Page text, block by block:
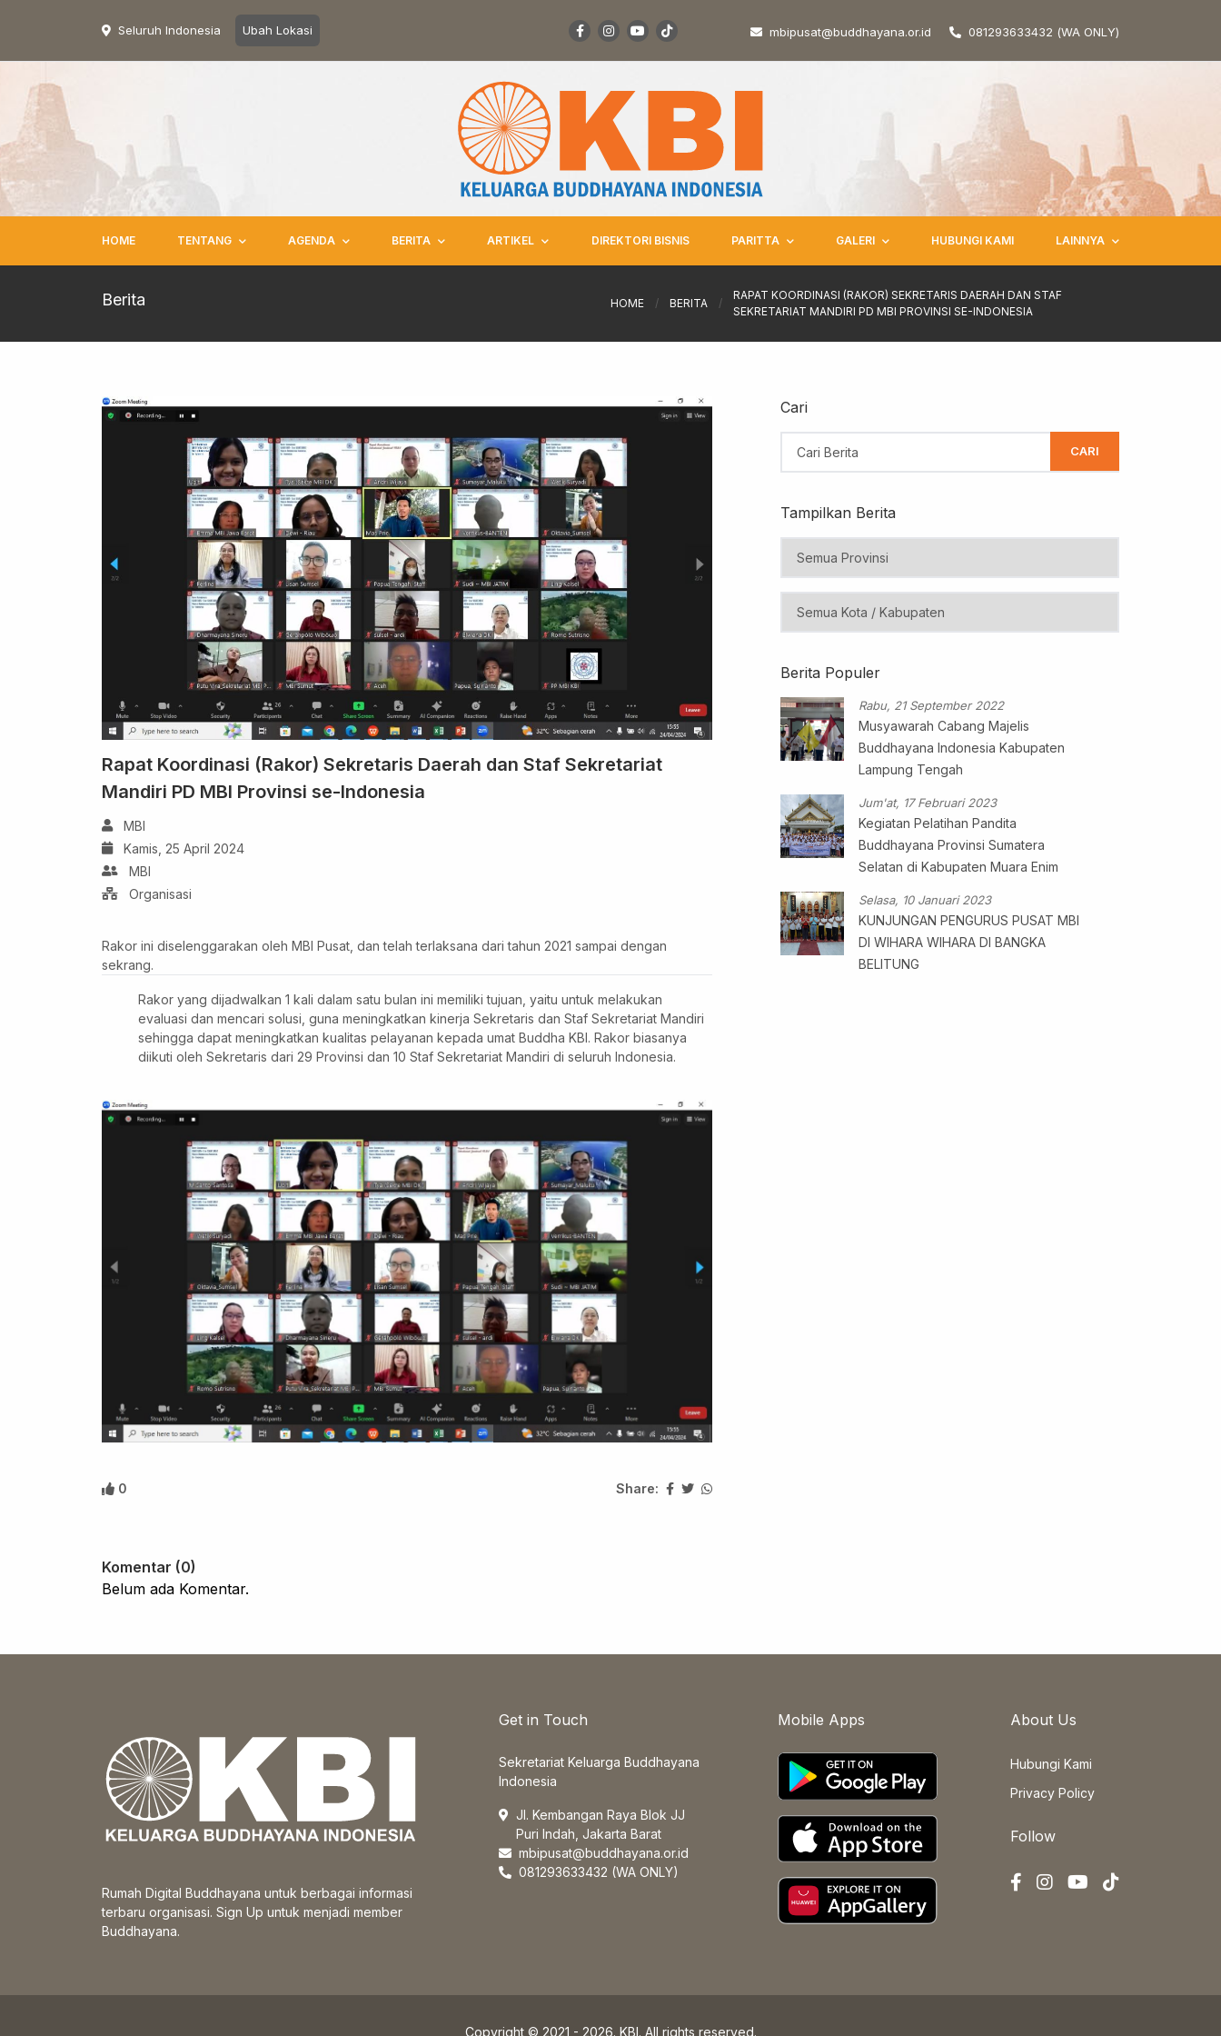
Seluruh Indonesia Ubah Lokasi mbipusat@buddhayana.or.id 081293633432 (WA ONLY)
HOME TENTANG AGENDA BERITA ARTIKEL DIREKTORI BISNIS PARITTA GALERI HUBUNGI KAMI LAINNYA
Berita HOME / BERITA /
RAPAT KOORDINASI (RAKOR) SEKRETARIS DAERAH DAN STAF
SEKRETARIAT MANDIRI PD MBI PROVINSI SE-INDONESIA
Rapat Koordinasi (Rakor) Sekretaris Daerah dan Staf Sekretariat
Mandiri PD MBI Provinsi se-Indonesia
MBI
Kamis, 25 April 2024
MBI
Organisasi
Rakor ini diselenggarakan oleh MBI Pusat, dan telah terlaksana dari tahun 2021 sampai dengan
sekrang.
Rakor yang dijadwalkan 1 kali dalam satu bulan ini memiliki tujuan, yaitu untuk melakukan
evaluasi dan mencari solusi, guna meningkatkan kinerja Sekretaris dan Staf Sekretariat Mandiri
sehingga dapat meningkatkan kualitas pelayanan kepada umat Buddha KBI. Rakor biasanya
diikuti oleh Sekretaris dari 29 Provinsi dan 10 Staf Sekretariat Mandiri di seluruh Indonesia.
0 Share:
Komentar (0)
Belum ada Komentar.
Cari
CARI
Tampilkan Berita
Berita Populer
Rabu, 21 September 2022
Musyawarah Cabang Majelis
Buddhayana Indonesia Kabupaten
Lampung Tengah
Jum'at, 17 Februari 2023
Kegiatan Pelatihan Pandita
Buddhayana Provinsi Sumatera
Selatan di Kabupaten Muara Enim
Selasa, 10 Januari 2023
KUNJUNGAN PENGURUS PUSAT MBI
DI WIHARA WIHARA DI BANGKA
BELITUNG
Rumah Digital Buddhayana untuk berbagai informasi
terbaru organisasi. Sign Up untuk menjadi member
Buddhayana.
Get in Touch
Sekretariat Keluarga Buddhayana
Indonesia
Jl. Kembangan Raya Blok JJ
Puri Indah, Jakarta Barat
mbipusat@buddhayana.or.id
081293633432 (WA ONLY)
Mobile Apps About Us
Hubungi Kami
Privacy Policy
Follow
Copyright © 2021 - 2026. KBI. All rights reserved.